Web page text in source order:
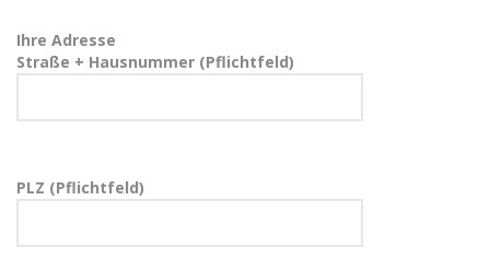
Ihre Adresse
Straße + Hausnummer (Pflichtfeld)
PLZ (Pflichtfeld)